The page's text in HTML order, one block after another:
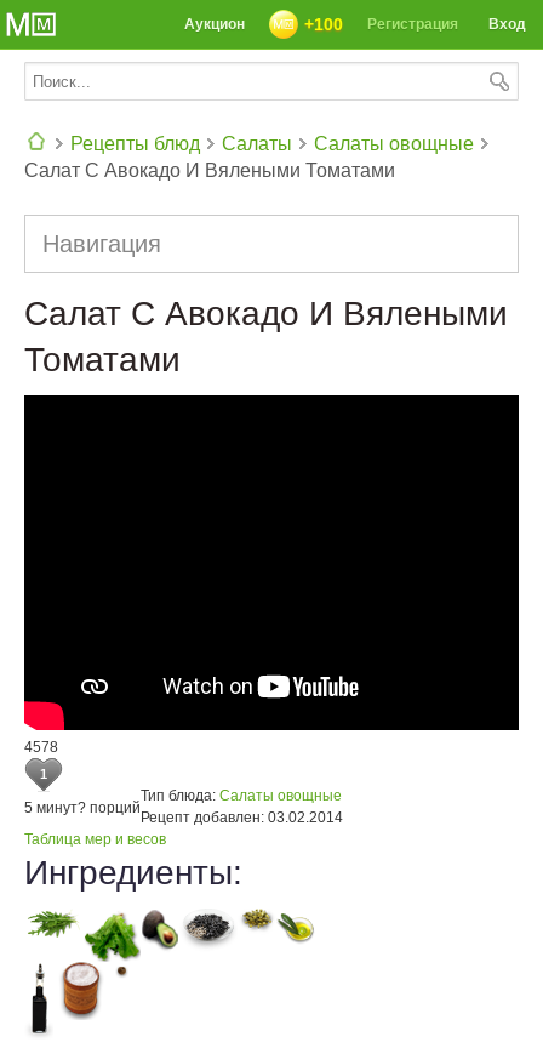
Вход
Регистрация
+100
Аукцион
Рецепты блюд Салаты
Салаты овощные
Cалат С Авокадо И Вялеными Томатами
Навигация
Cалат С Авокадо И Вялеными
Томатами
4578
1
5 минут? порций
Тип блюда: Салаты овощные
Рецепт добавлен: 03.02.2014
Таблица мер и весов
Ингредиенты: